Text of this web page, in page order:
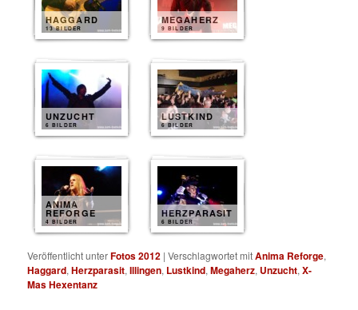
HAGGARD
13 BILDER
MEGAHERZ
9 BILDER
UNZUCHT
6 BILDER
LUSTKIND
6 BILDER
ANIMA
REFORGE
4 BILDER
HERZPARASIT
6 BILDER
Veröffentlicht unterFotos 2012 |Verschlagwortet mitAnima Reforge,
Haggard,Herzparasit,Illingen, Lustkind,Megaherz, Unzucht,X-
Mas Hexentanz